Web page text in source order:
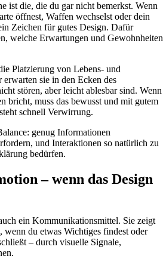
ist die, die du gar nicht bemerkst. Wenn
öffnest, Waffen wechselst oder dein
Zeichen für gutes Design. Dafür
welche Erwartungen und Gewohnheiten
Platzierung von Lebens- und
sie in den Ecken des
stören, aber leicht ablesbar sind. Wenn
bricht, muss das bewusst und mit gutem
schnell Verwirrung.
genug Informationen
und Interaktionen so natürlich zu
bedürfen.
– wenn das Design
ein Kommunikationsmittel. Sie zeigt
du etwas Wichtiges findest oder
– durch visuelle Signale,